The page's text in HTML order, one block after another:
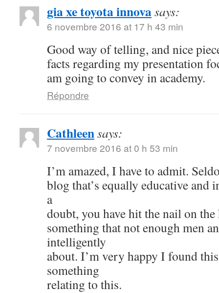
gia xe toyota innovasays:
6 novembre 2016 at 17 h 43 min
Good way of telling, and nice
facts regarding my presentation
am going to convey in academy.
Répondre
Cathleensays:
7 novembre 2016 at 0 h 53 min
I’m amazed, I have to admit.
blog that’s equally educative and
a
doubt, you have hit the nail on the
something that not enough men
intelligently
about. I’m very happy I found
something
relating to this.